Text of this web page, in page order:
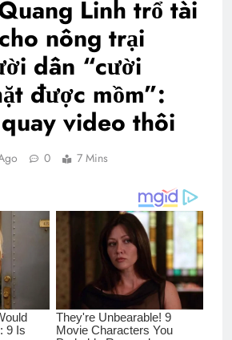
Linh trổ tài
nông trại
dân “cười
được mồm”:
video thôi
0 7 Mins